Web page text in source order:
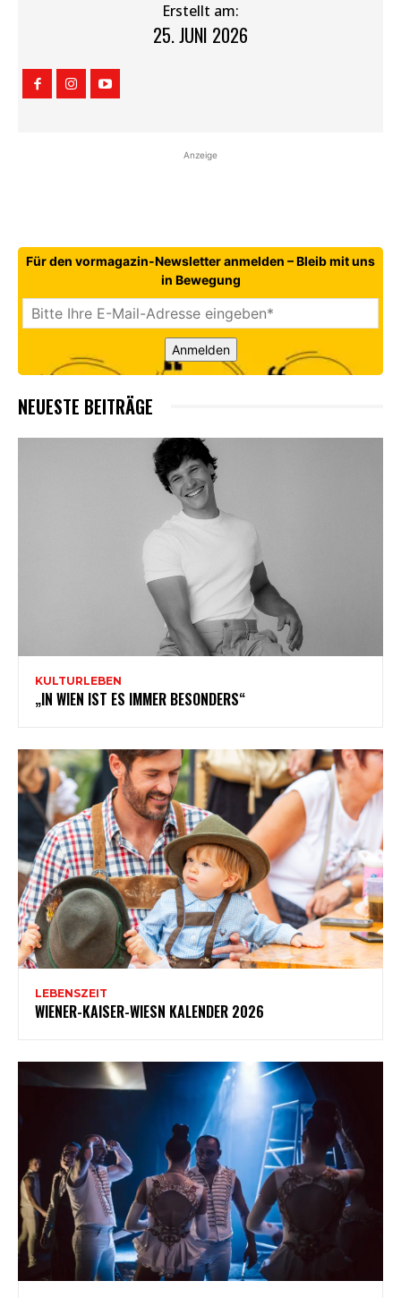
Erstellt am:
25. JUNI 2026
Anzeige
Für den vormagazin-Newsletter anmelden – Bleib mit uns
in Bewegung
Anmelden
NEUESTE BEITRÄGE
KULTURLEBEN
„IN WIEN IST ES IMMER BESONDERS“
LEBENSZEIT
WIENER-KAISER-WIESN KALENDER 2026